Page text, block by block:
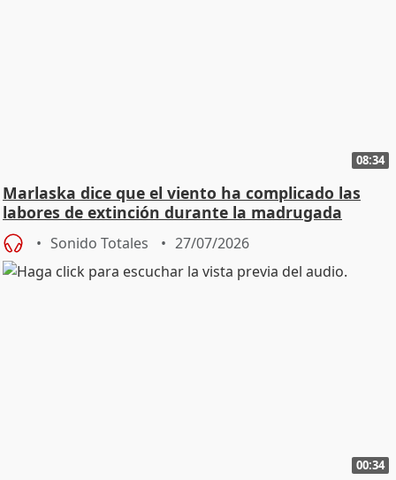
08:34
Marlaska dice que el viento ha complicado las
labores de extinción durante la madrugada
Sonido Totales 27/07/2026
00:34